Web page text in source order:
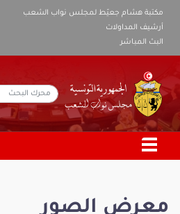
مكتبة هشام جعيّط لمجلس نواب الشعب
أرشيف المداولات
البث المباشر
معرض الصور